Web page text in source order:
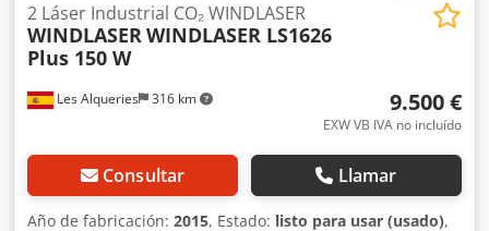
Les Alqueries 316 km
2 Láser Industrial CO₂ WINDLASER
WINDLASERWINDLASER LS1626
Plus 150 W
9.500 €
EXW VB IVA no incluído
Consultar Llamar
Año de fabricación: 2015, Estado: listo para usar (usado),